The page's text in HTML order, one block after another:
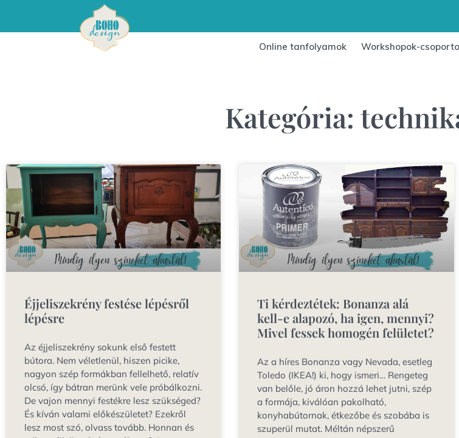
Online tanfolyamok Workshopok-
Kategória:
Éjjeliszekrény festése lépésről
lépésre
Az éjjeliszekrény sokunk első festett
bútora. Nem véletlenül, hiszen picike,
nagyon szép formákban fellelhető, relatív
olcsó, így bátran merünk vele próbálkozni.
De vajon mennyi festékre lesz szükséged?
És kíván valami előkészületet? Ezekről
lesz most szó, olvass tovább. Honnan és
Ti kérdeztétek: Bonanza alá
kell-e alapozó, ha igen, mennyi?
Mivel fessek homogén felületet?
Az a híres Bonanza vagy Nevada, esetleg
Toledo (IKEA!) ki, hogy ismeri… Rengeteg
van belőle, jó áron hozzá lehet jutni, szép
a formája, kiválóan pakolható,
konyhabútornak, étkezőbe és szobába is
szuperül mutat. Méltán népszerű